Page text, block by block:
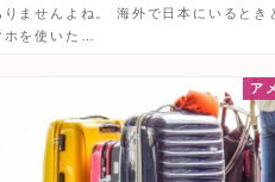
りませんよね。 海外で日本にいるとき
ホを使いた…
ア